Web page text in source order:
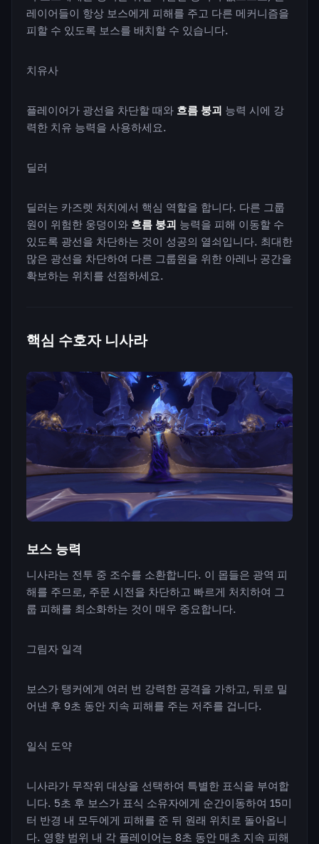
레이어들이 항상 보스에게 피해를 주고 다른 메커니즘을
피할 수 있도록 보스를 배치할 수 있습니다.
치유사
플레이어가 광선을 차단할 때와 흐름 붕괴 능력 시에 강
력한 치유 능력을 사용하세요.
딜러
딜러는 카즈렛 처치에서 핵심 역할을 합니다. 다른 그룹
원이 위험한 웅덩이와 흐름 붕괴 능력을 피해 이동할 수
있도록 광선을 차단하는 것이 성공의 열쇠입니다. 최대한
많은 광선을 차단하여 다른 그룹원을 위한 아레나 공간을
확보하는 위치를 선점하세요.
핵심 수호자 니사라
보스 능력
니사라는 전투 중 조수를 소환합니다. 이 몹들은 광역 피
해를 주므로, 주문 시전을 차단하고 빠르게 처치하여 그
룹 피해를 최소화하는 것이 매우 중요합니다.
그림자 일격
보스가 탱커에게 여러 번 강력한 공격을 가하고, 뒤로 밀
어낸 후 9초 동안 지속 피해를 주는 저주를 겁니다.
일식 도약
니사라가 무작위 대상을 선택하여 특별한 표식을 부여합
니다. 5초 후 보스가 표식 소유자에게 순간이동하여 15미
터 반경 내 모두에게 피해를 준 뒤 원래 위치로 돌아옵니
다. 영향 범위 내 각 플레이어는 8초 동안 매초 지속 피해